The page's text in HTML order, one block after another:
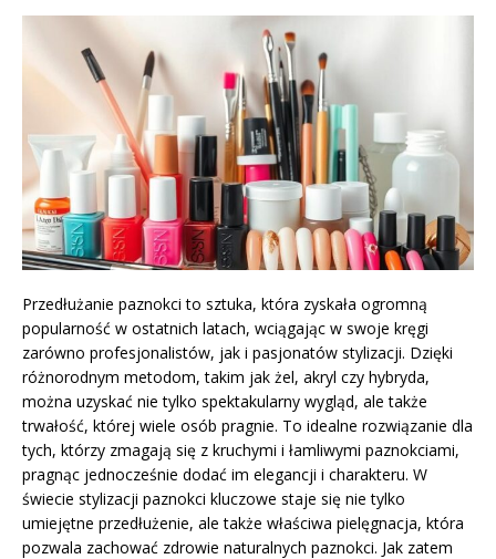
Przedłużanie paznokci to sztuka, która zyskała ogromną
popularność w ostatnich latach, wciągając w swoje kręgi
zarówno profesjonalistów, jak i pasjonatów stylizacji. Dzięki
różnorodnym metodom, takim jak żel, akryl czy hybryda,
można uzyskać nie tylko spektakularny wygląd, ale także
trwałość, której wiele osób pragnie. To idealne rozwiązanie dla
tych, którzy zmagają się z kruchymi i łamliwymi paznokciami,
pragnąc jednocześnie dodać im elegancji i charakteru. W
świecie stylizacji paznokci kluczowe staje się nie tylko
umiejętne przedłużenie, ale także właściwa pielęgnacja, która
pozwala zachować zdrowie naturalnych paznokci. Jak zatem